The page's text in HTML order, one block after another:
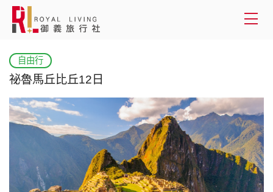
國內旅遊
客製服務
旅遊資訊
自由行
祕魯馬丘比丘12日